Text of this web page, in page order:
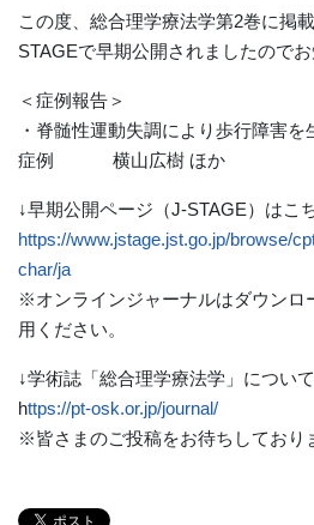
この度、総合理学療法学第2巻に掲
STAGEで早期公開されましたのでお
＜症例報告＞
・脊髄性運動失調により歩行障害
症例 横山広樹 ほか
↓早期公開ページ（J-STAGE）はこ
https://www.jstage.jst.go.jp/browse/
char/ja
※オンラインジャーナルはダウンロ
用ください。
↓学術誌「総合理学療法学」につい
https://pt-osk.or.jp/journal/
※皆さまのご投稿をお待ちしており